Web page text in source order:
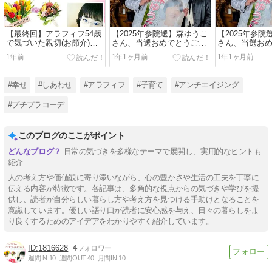
【最終回】アラフィフ54歳
で気づいた親切(お節介)を
やめる勇気と幸せの概念
1年前
【2025年参院選】森ゆうこ
さん、当選おめでとうござ
います
1年1ヶ月前
【2025年参院
さん、当選お
います
1年1ヶ月前
#幸せ #しあわせ #アラフィフ #子育て #アンチエイジング
#プチプラコーデ
このブログのここがポイント
日常の気づきを多様なテーマで展開し、実用的なヒントも
紹介
人の考え方や価値観に寄り添いながら、心の豊かさや生活の工夫を丁寧に
伝える内容が特徴です。各記事は、多角的な視点からの気づきや学びを提
供し、読者が自分らしい暮らし方や考え方を見つける手助けとなることを
意識しています。優しい語り口が読者に安心感を与え、日々の暮らしをよ
り良くするためのアイデアをわかりやすく紹介しています。
1816628 4
週間IN:10 週間OUT:40 月間IN:10